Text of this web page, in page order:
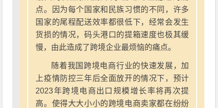
点。因为每个国家和民族习惯的不同，许多
国家的尾程配送效率都很低下，经常会发生
货损的情况，码头港口的提箱速度也极其缓
慢，由此造成了跨境企业最烦恼的痛点。
随着我国跨境电商行业的快速发展，加
上疫情防控三年后全面放开的情况下，预计
2023年跨境电商出口规模增长率将再次提
高。使得大大小小的跨境电商卖家都在纷纷